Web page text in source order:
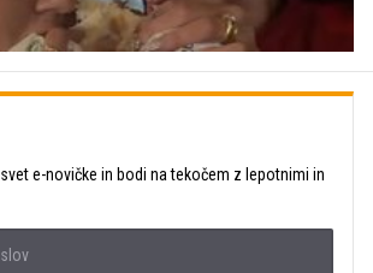
e-novičke in bodi na tekočem z lepotnimi in